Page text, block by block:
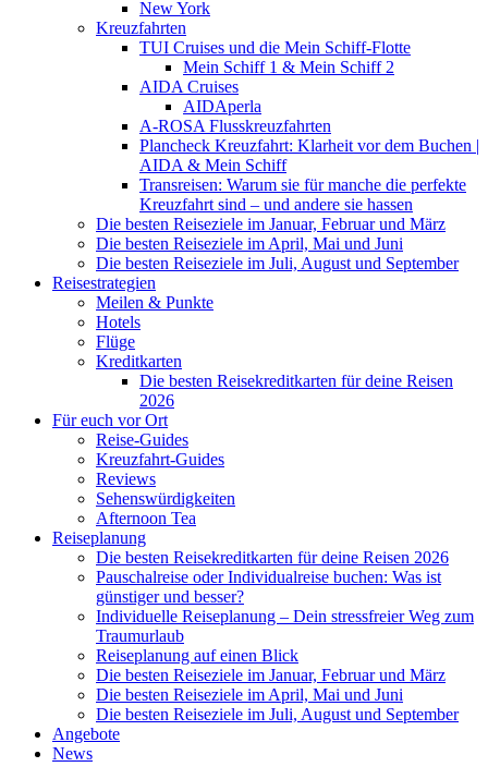
New York
Kreuzfahrten
TUI Cruises und die Mein Schiff-Flotte
Mein Schiff 1 & Mein Schiff 2
AIDA Cruises
AIDAperla
A-ROSA Flusskreuzfahrten
Plancheck Kreuzfahrt: Klarheit vor dem Buchen |
AIDA & Mein Schiff
Transreisen: Warum sie für manche die perfekte
Kreuzfahrt sind – und andere sie hassen
Die besten Reiseziele im Januar, Februar und März
Die besten Reiseziele im April, Mai und Juni
Die besten Reiseziele im Juli, August und September
Reisestrategien
Meilen & Punkte
Hotels
Flüge
Kreditkarten
Die besten Reisekreditkarten für deine Reisen
2026
Für euch vor Ort
Reise-Guides
Kreuzfahrt-Guides
Reviews
Sehenswürdigkeiten
Afternoon Tea
Reiseplanung
Die besten Reisekreditkarten für deine Reisen 2026
Pauschalreise oder Individualreise buchen: Was ist
günstiger und besser?
Individuelle Reiseplanung – Dein stressfreier Weg zum
Traumurlaub
Reiseplanung auf einen Blick
Die besten Reiseziele im Januar, Februar und März
Die besten Reiseziele im April, Mai und Juni
Die besten Reiseziele im Juli, August und September
Angebote
News